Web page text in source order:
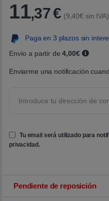
o
r
o
.
s
a
d
o
11,37€ (9,40€ sin IVA)
Paga en 3 plazos sin
Envío a partir de4,00€
Enviarme una notificación
Tu email será utilizado para
privacidad.
Pendiente de reposición